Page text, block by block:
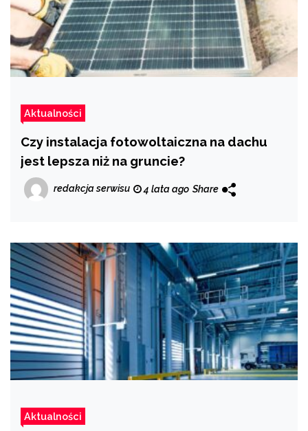
Aktualności
Czy instalacja fotowoltaiczna na dachu
jest lepsza niż na gruncie?
redakcja serwisu 4 lata ago Share
Aktualności